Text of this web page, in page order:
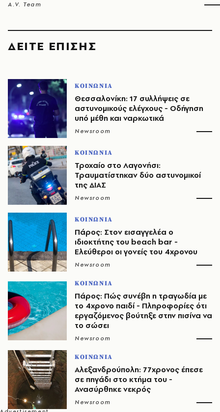
A.V. Team
ΔΕΙΤΕ ΕΠΙΣΗΣ
ΚΟΙΝΩΝΙΑ
Θεσσαλονίκη: 17 συλλήψεις σε
αστυνομικούς ελέγχους - Οδήγηση
υπό μέθη και ναρκωτικά
Newsroom
ΚΟΙΝΩΝΙΑ
Τροχαίο στο Λαγονήσι:
Τραυματίστηκαν δύο αστυνομικοί
της ΔΙΑΣ
Newsroom
ΚΟΙΝΩΝΙΑ
Πάρος: Στον εισαγγελέα ο
ιδιοκτήτης του beach bar -
Ελεύθεροι οι γονείς του 4χρονου
Newsroom
ΚΟΙΝΩΝΙΑ
Πάρος: Πώς συνέβη η τραγωδία με
το 4χρονο παιδί - Πληροφορίες ότι
εργαζόμενος βούτηξε στην πισίνα να
το σώσει
Newsroom
ΚΟΙΝΩΝΙΑ
Αλεξανδρούπολη: 77χρονος έπεσε
σε πηγάδι στο κτήμα του -
Ανασύρθηκε νεκρός
Newsroom